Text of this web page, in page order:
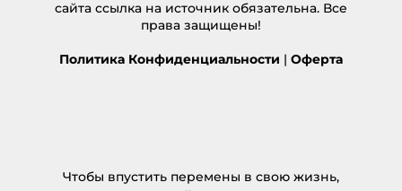
… [Trackback]
to that Topic: eharitonova.ru/moi-celi-po-
… [Trackback]
сайта ссылка на источник обязательна. Все
права защищены!
Политика Конфиденциальности | Оферта
Чтобы впустить перемены в свою жизнь,